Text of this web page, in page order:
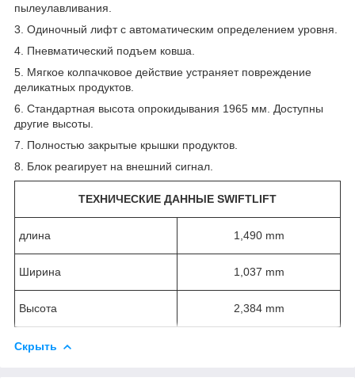
пылеулавливания.
3. Одиночный лифт с автоматическим определением уровня.
4. Пневматический подъем ковша.
5. Мягкое колпачковое действие устраняет повреждение
деликатных продуктов.
6. Стандартная высота опрокидывания 1965 мм. Доступны
другие высоты.
7. Полностью закрытые крышки продуктов.
8. Блок реагирует на внешний сигнал.
ТЕХНИЧЕСКИЕ ДАННЫЕ SWIFTLIFT
длина 1,490 mm
Ширина 1,037 mm
Высота 2,384 mm
Скрыть